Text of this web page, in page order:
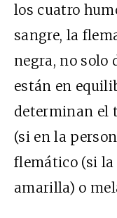
los cuatro
sangre, la
negra, no solo
están en
determinan el
(si en la
flemático (si
amarilla) o